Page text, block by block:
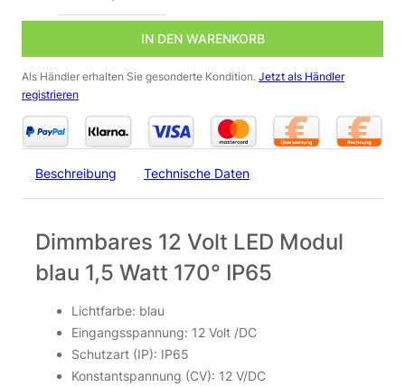
IN DEN WARENKORB
Als Händler erhalten Sie gesonderte Kondition. Jetzt als Händler
registrieren
Beschreibung Technische Daten
Dimmbares 12 Volt LED Modul
blau 1,5 Watt 170° IP65
Lichtfarbe: blau
Eingangsspannung: 12 Volt /DC
Schutzart (IP): IP65
Konstantspannung (CV): 12 V/DC